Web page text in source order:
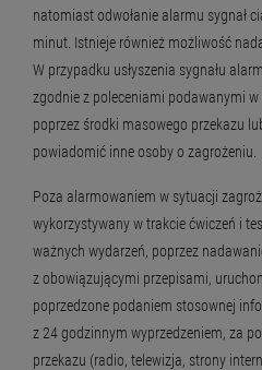
natomiast odwołanie alarmu sygnał
minut. Istnieje również możliwość
W przypadku usłyszenia sygnału
zgodnie z poleceniami podawanymi
poprzez środki masowego przekazu
powiadomić inne osoby o zagrożeniu.
Poza alarmowaniem w sytuacji
wykorzystywany w trakcie ćwiczeń i
ważnych wydarzeń, poprzez
z obowiązującymi przepisami,
poprzedzone podaniem stosownej
z 24 godzinnym wyprzedzeniem, za
przekazu (radio, telewizja, strony